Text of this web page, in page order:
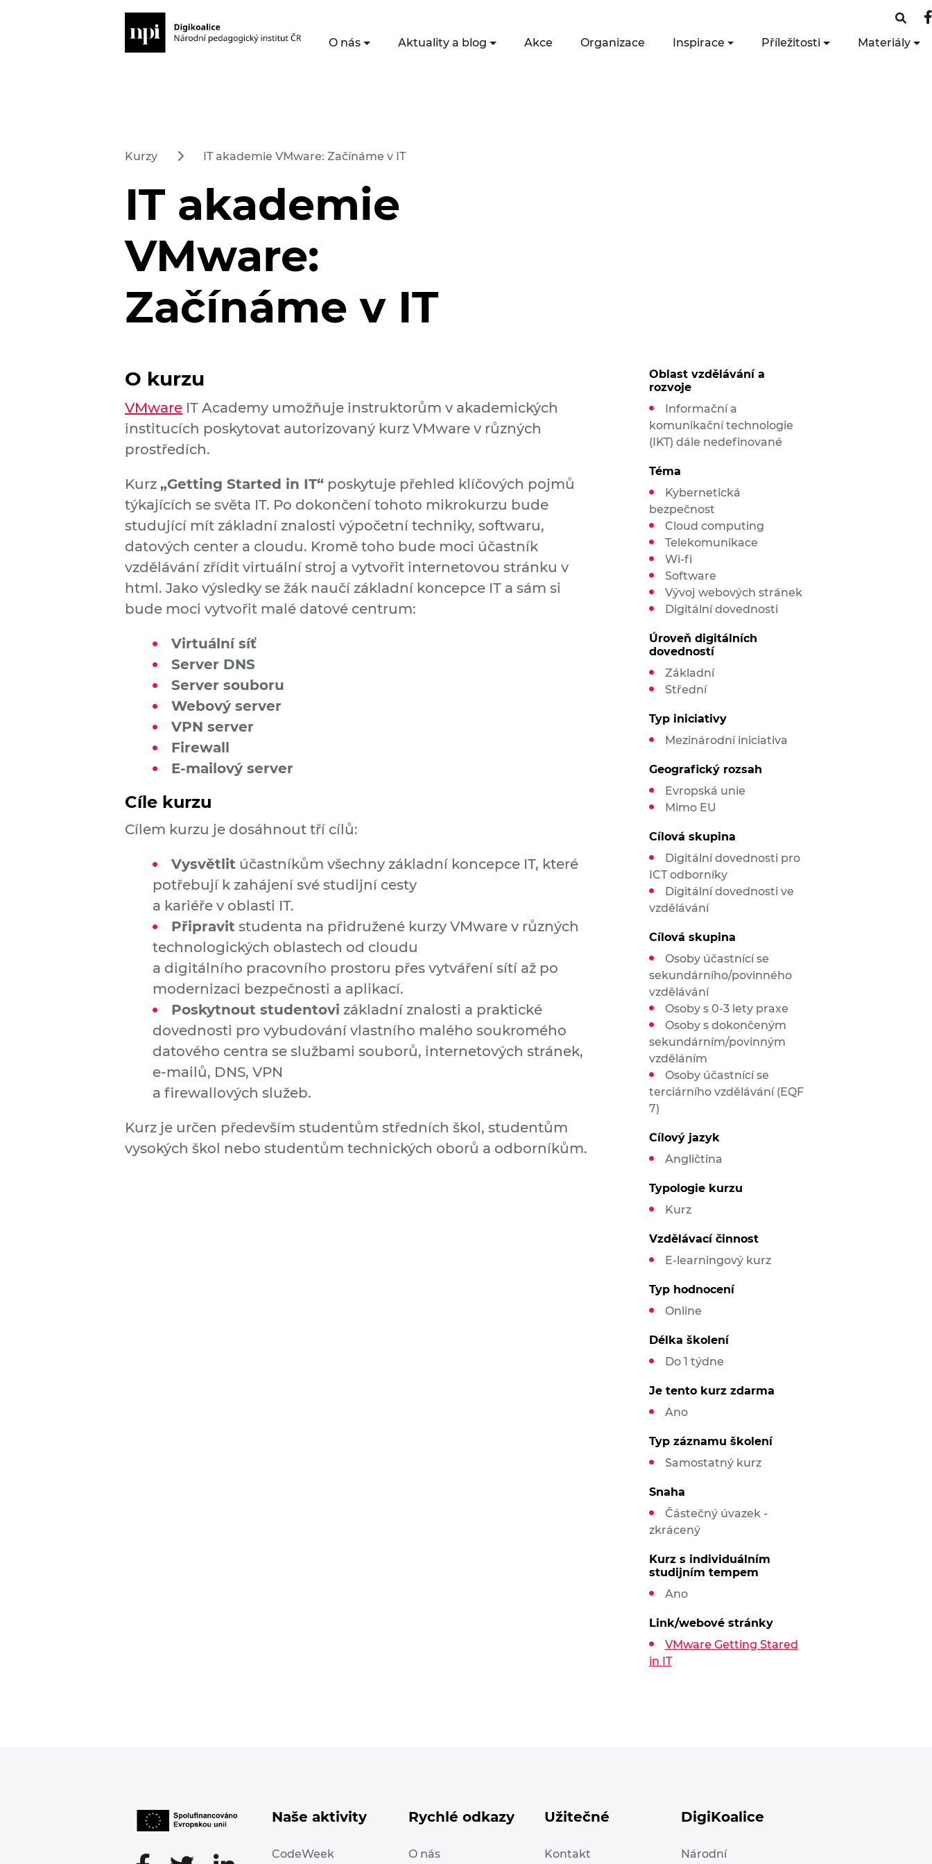
O nás Aktuality a blog Akce Organizace Inspirace Příležitosti Materiály
Kurzy IT akademie VMware: Začínáme v IT
IT akademie
VMware:
Začínáme v IT
O kurzu
VMware IT Academy umožňuje instruktorům v akademických
institucích poskytovat autorizovaný kurz VMware v různých
prostředích.
Kurz „Getting Started in IT“ poskytuje přehled klíčových pojmů
týkajících se světa IT. Po dokončení tohoto mikrokurzu bude
studující mít základní znalosti výpočetní techniky, softwaru,
datových center a cloudu. Kromě toho bude moci účastník
vzdělávání zřídit virtuální stroj a vytvořit internetovou stránku v
html. Jako výsledky se žák naučí základní koncepce IT a sám si
bude moci vytvořit malé datové centrum:
Virtuální síť
Server DNS
Server souboru
Webový server
VPN server
Firewall
E-mailový server
Cíle kurzu
Cílem kurzu je dosáhnout tří cílů:
Vysvětlit účastníkům všechny základní koncepce IT, které
potřebují k zahájení své studijní cesty
a kariéře v oblasti IT.
Připravit studenta na přidružené kurzy VMware v různých
technologických oblastech od cloudu
a digitálního pracovního prostoru přes vytváření sítí až po
modernizaci bezpečnosti a aplikací.
Poskytnout studentovi základní znalosti a praktické
dovednosti pro vybudování vlastního malého soukromého
datového centra se službami souborů, internetových stránek,
e-mailů, DNS, VPN
a firewallových služeb.
Kurz je určen především studentům středních škol, studentům
vysokých škol nebo studentům technických oborů a odborníkům.
Oblast vzdělávání a
rozvoje
Informační a
komunikační technologie
(IKT) dále nedefinované
Téma
Kybernetická
bezpečnost
Cloud computing
Telekomunikace
Wi-fi
Software
Vývoj webových stránek
Digitální dovednosti
Úroveň digitálních
dovedností
Základní
Střední
Typ iniciativy
Mezinárodní iniciativa
Geografický rozsah
Evropská unie
Mimo EU
Cílová skupina
Digitální dovednosti pro
ICT odborníky
Digitální dovednosti ve
vzdělávání
Cílová skupina
Osoby účastnící se
sekundárního/povinného
vzdělávání
Osoby s 0-3 lety praxe
Osoby s dokončeným
sekundárním/povinným
vzděláním
Osoby účastnící se
terciárního vzdělávání (EQF
7)
Cílový jazyk
Angličtina
Typologie kurzu
Kurz
Vzdělávací činnost
E-learningový kurz
Typ hodnocení
Online
Délka školení
Do 1 týdne
Je tento kurz zdarma
Ano
Typ záznamu školení
Samostatný kurz
Snaha
Částečný úvazek -
zkrácený
Kurz s individuálním
studijním tempem
Ano
Link/webové stránky
VMware Getting Stared
in IT
Naše aktivity
CodeWeek
Rychlé odkazy
O nás
Užitečné
Kontakt
DigiKoalice
Národní